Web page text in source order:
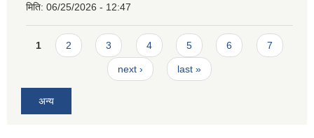
मिति: 06/25/2026 - 12:47
Pages
1 2 3 4 5 6 7
next › last »
अन्य